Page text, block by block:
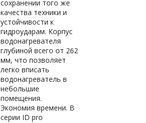
сохранении того же
качества техники и
устойчивости к
гидроударам. Корпус
водонагревателя
глубиной всего от 262
мм, что позволяет
легко вписать
водонагреватель в
небольшие
помещения.
Экономия времени. В
серии ID pro